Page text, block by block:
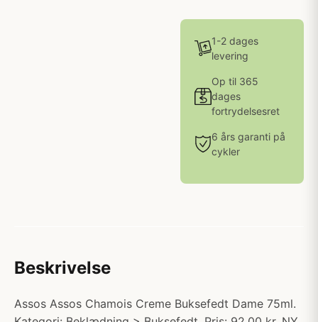
1-2 dages
levering
Op til 365
dages
fortrydelsesret
6 års garanti på
cykler
Beskrivelse
Assos Assos Chamois Creme Buksefedt Dame 75ml.